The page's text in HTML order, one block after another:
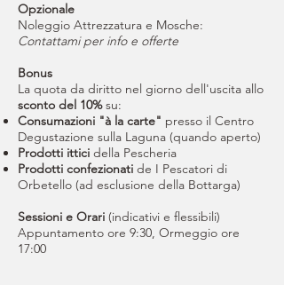
Opzionale
Noleggio Attrezzatura e Mosche:
Contattami per info e offerte
Bonus
La quota da diritto nel giorno dell'uscita allo
sconto del 10%su:
Consumazioni "à la carte" presso il Centro
Degustazione sulla Laguna (quando aperto)
Prodotti ittici della Pescheria
Prodotti confezionati de I Pescatori di
Orbetello (ad esclusione della Bottarga)
Sessioni e Orari (indicativi e flessibili)
Appuntamento ore 9:30, Ormeggio ore
17:00